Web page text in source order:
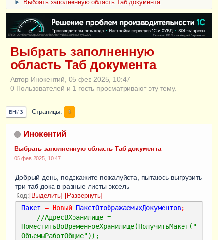
►
Выбрать заполненную область Таб документа
ERID: CQH36pWzJqVJD4xVLsnhcU4hVPNjkBZe8KKxjJiYySyZAz
Выбрать заполненную
область Таб документа
Автор Инокентий, 05 фев 2025, 10:47
0 Пользователей и 1 гость просматривают эту тему.
ВНИЗ Страницы 1
Инокентий
Выбрать заполненную область Таб документа
05 фев 2025, 10:47
Добрый день, подскажите пожалуйста, пытаюсь выгрузить
три таб дока в разные листы эксель
Код Выделить Развернуть
Пакет = Новый ПакетОтображаемыхДокументов ;
//АдресВХранилище =
ПоместитьВоВременноеХранилище(ПолучитьМакет("
ОбъемыРаботОбщие"));